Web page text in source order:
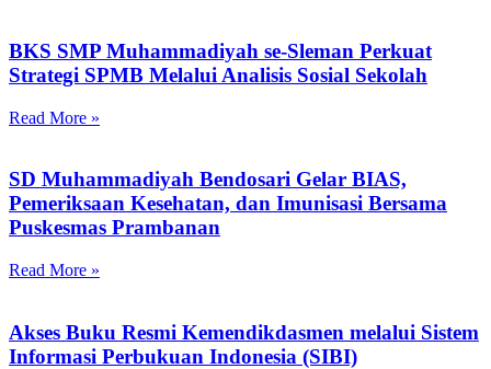
BKS SMP Muhammadiyah se-Sleman Perkuat
Strategi SPMB Melalui Analisis Sosial Sekolah
Read More »
SD Muhammadiyah Bendosari Gelar BIAS,
Pemeriksaan Kesehatan, dan Imunisasi Bersama
Puskesmas Prambanan
Read More »
Akses Buku Resmi Kemendikdasmen melalui Sistem
Informasi Perbukuan Indonesia (SIBI)